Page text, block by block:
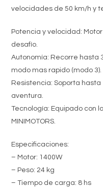
velocidades de 50 km/h y
Potencia y velocidad:
desafío.
Autonomía: Recorre hasta
modo mas rapido (modo 3).
Resistencia: Soporta
aventura.
Tecnología: Equipado con
MINIMOTORS.
Especificaciones:
– Motor: 1400W
– Peso: 24 kg
– Tiempo de carga: 8 hs